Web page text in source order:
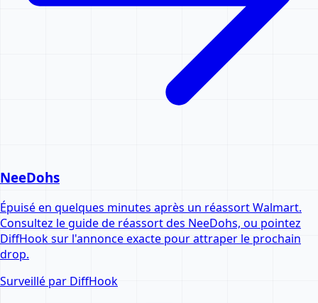
NeeDohs
Épuisé en quelques minutes après un réassort Walmart.
Consultez le guide de réassort des NeeDohs, ou pointez
DiffHook sur l'annonce exacte pour attraper le prochain
drop.
Surveillé par DiffHook